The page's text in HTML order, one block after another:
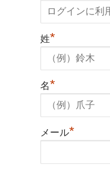
姓*
名*
メール*